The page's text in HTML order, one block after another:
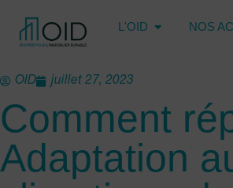
L'OID NOS
OID juillet 27, 2023
Comment
Adaptation